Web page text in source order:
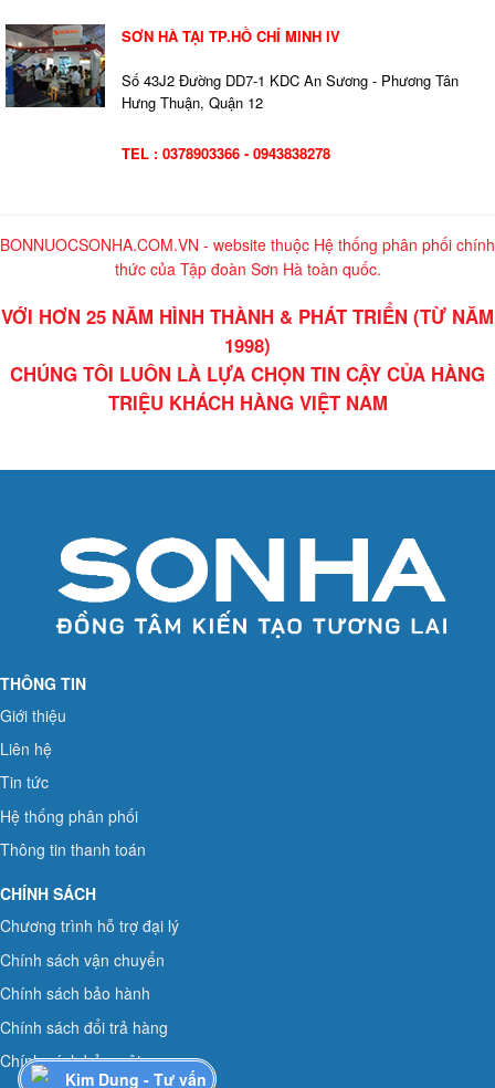
SƠN HÀ TẠI TP.HỒ CHÍ MINH IV
Số 43J2 Đường DD7-1 KDC An Sương - Phương Tân
Hưng Thuận, Quận 12
TEL : 0378903366 - 0943838278
BONNUOCSONHA.COM.VN - website thuộc Hệ thống phân phối chính
thức của Tập đoàn Sơn Hà toàn quốc.
VỚI HƠN 25 NĂM HÌNH THÀNH & PHÁT TRIỂN (TỪ NĂM
1998)
CHÚNG TÔI LUÔN LÀ LỰA CHỌN TIN CẬY CỦA HÀNG
TRIỆU KHÁCH HÀNG VIỆT NAM
THÔNG TIN
Giới thiệu
Liên hệ
Tin tức
Hệ thống phân phối
Thông tin thanh toán
CHÍNH SÁCH
Chương trình hỗ trợ đại lý
Chính sách vận chuyển
Chính sách bảo hành
Chính sách đổi trả hàng
Chính sách bảo mật
Kim Dung - Tư vấn